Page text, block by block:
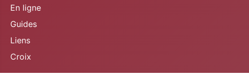
En ligne
Guides
Liens
Croix